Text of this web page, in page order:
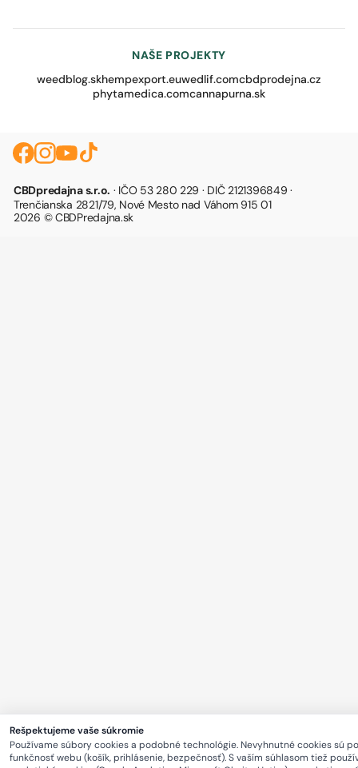
NAŠE PROJEKTY
weedblog.skhempexport.euwedlif.comcbdprodejna.cz
phytamedica.comcannapurna.sk
CBDpredajna s.r.o. · IČO 53 280 229 · DIČ 2121396849 ·
Trenčianska 2821/79, Nové Mesto nad Váhom 915 01
2026 © CBDPredajna.sk
Rešpektujeme vaše súkromie
Používame súbory cookies a podobné technológie. Nevyhnutné cookies sú
funkčnosť webu (košík, prihlásenie, bezpečnosť). S vaším súhlasom tiež